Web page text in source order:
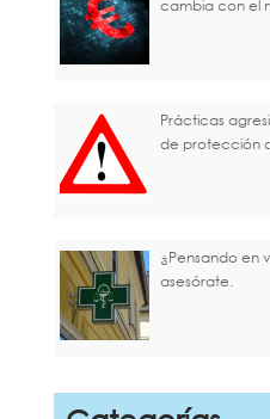
cambia con el
Prácticas
de protección
¿Pensando en
asesórate.